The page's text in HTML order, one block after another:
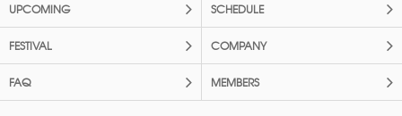
UPCOMING SCHEDULE
FESTIVAL COMPANY
FAQ MEMBERS